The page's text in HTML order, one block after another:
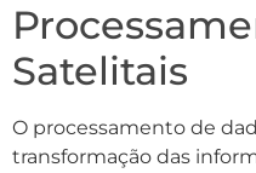
Satelitais
O processamento de
transformação das